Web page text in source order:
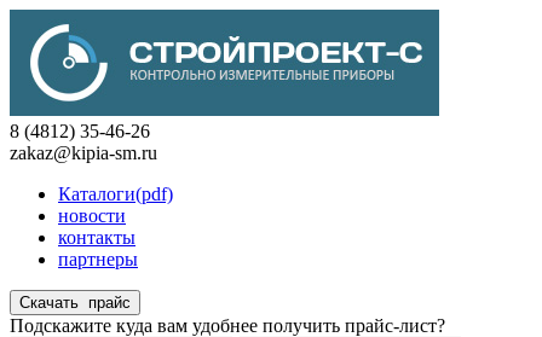
8 (4812) 35-46-26
zakaz@kipia-sm.ru
Каталоги(pdf)
новости
контакты
партнеры
Подскажите куда вам удобнее получить прайс-лист?